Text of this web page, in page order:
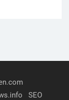
SEO